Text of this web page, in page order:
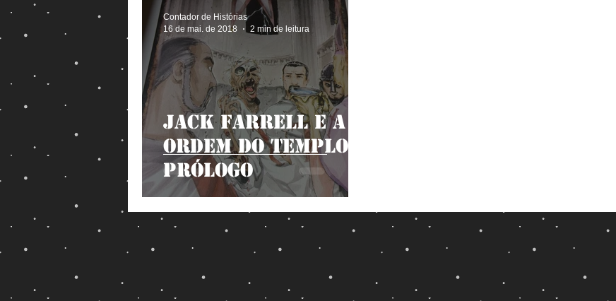
Jack Farrell e a
Ordem do Templo:
Prólogo
Contador de Histórias
16 de mai. de 2018
2 min de leitura